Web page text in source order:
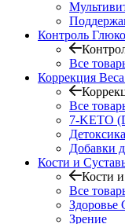
Контроль
Все
Коррекция
Все
7-KETO
Добавки
Кости и
Кости
Все
Здоровье
Зрение